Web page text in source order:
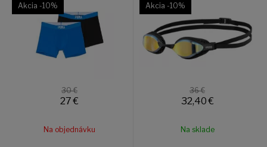
Akcia -10%
30 €
27 €
Na objednávku
Akcia -10%
36 €
32,40€
Na sklade